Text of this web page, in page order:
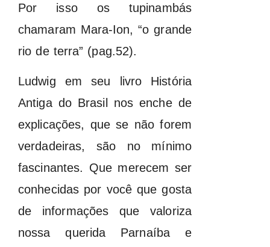
Por isso os tupinambás
chamaram Mara-Ion, “o grande
rio de terra” (pag.52).
Ludwig em seu livro História
Antiga do Brasil nos enche de
explicações, que se não forem
verdadeiras, são no mínimo
fascinantes. Que merecem ser
conhecidas por você que gosta
de informações que valoriza
nossa querida Parnaíba e